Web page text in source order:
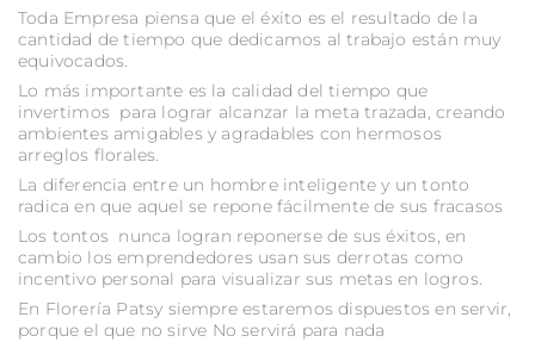
Toda Empresa piensa que el éxito es el resultado de la
cantidad de tiempo que dedicamos al trabajo están muy
equivocados.
Lo más importante es la calidad del tiempo que
invertimos para lograr alcanzar la meta trazada, creando
ambientes amigables y agradables con hermosos
arreglos florales.
La diferencia entre un hombre inteligente y un tonto
radica en que aquel se repone fácilmente de sus fracasos
Los tontos nunca logran reponerse de sus éxitos, en
cambio los emprendedores usan sus derrotas como
incentivo personal para visualizar sus metas en logros.
En Florería Patsy siempre estaremos dispuestos en servir,
porque el que no sirve No servirá para nada